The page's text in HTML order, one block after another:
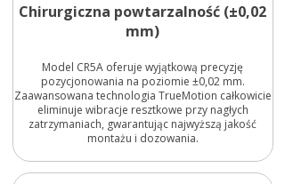
Chirurgiczna powtarzalność (±0,02
mm)
Model CR5A oferuje wyjątkową precyzję
pozycjonowania na poziomie ±0,02 mm.
Zaawansowana technologia TrueMotion całkowicie
eliminuje wibracje resztkowe przy nagłych
zatrzymaniach, gwarantując najwyższą jakość
montażu i dozowania.